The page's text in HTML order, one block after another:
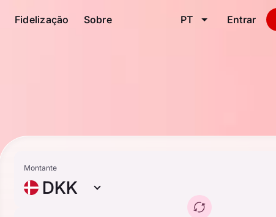
Fidelização Sobre PT Entrar
Montante
DKK